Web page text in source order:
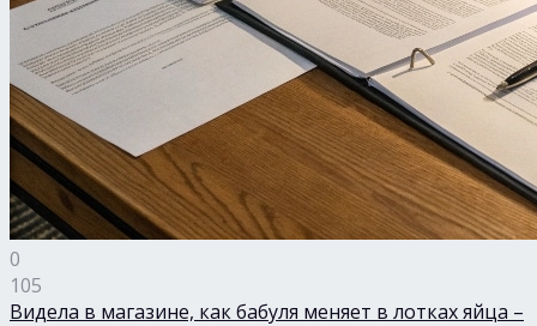
0
105
Видела в магазине, как бабуля меняет в лотках яйца –